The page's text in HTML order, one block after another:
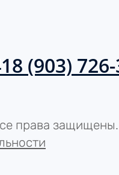
8 (903)
права защищены.